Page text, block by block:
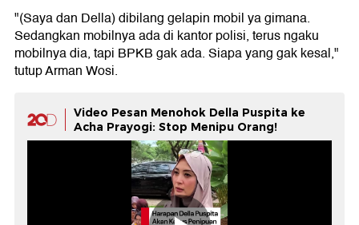
"(Saya dan Della) dibilang gelapin mobil ya gimana.
Sedangkan mobilnya ada di kantor polisi, terus ngaku
mobilnya dia, tapi BPKB gak ada. Siapa yang gak kesal,"
tutup Arman Wosi.
Video Pesan Menohok Della Puspita ke
Acha Prayogi: Stop Menipu Orang!